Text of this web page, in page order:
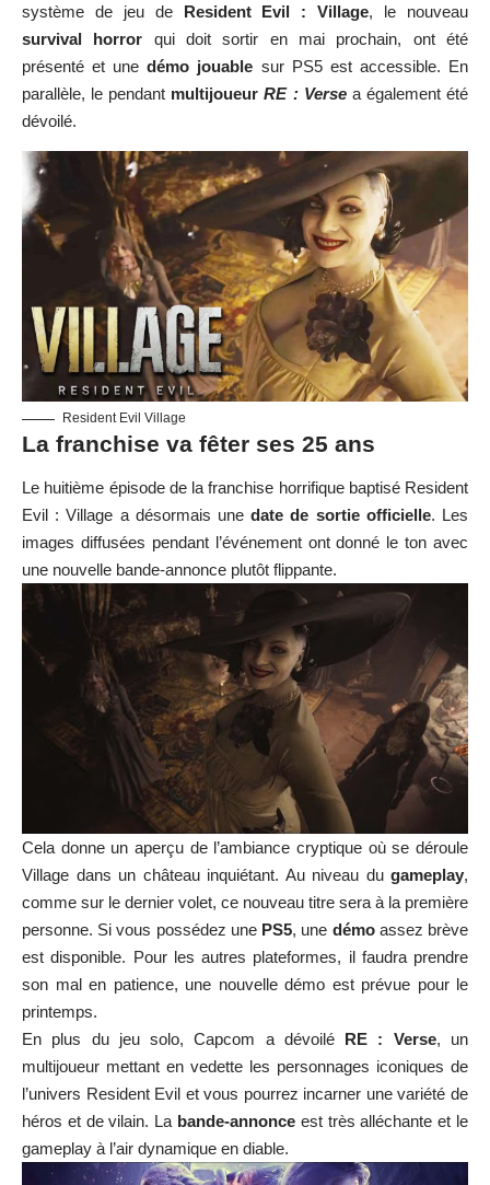
système de jeu de Resident Evil : Village, le nouveau
survival horror qui doit sortir en mai prochain, ont été
présenté et unedémo jouable sur PS5 est accessible. En
parallèle, le pendant multijoueurRE : Versea également été
dévoilé.
Resident Evil Village
La franchise va fêter ses 25 ans
Le huitième épisode de la franchise horrifique baptisé Resident
Evil : Village a désormais unedate de sortie officielle. Les
images diffusées pendant l’événement ont donné le ton avec
une nouvelle bande-annonce plutôt flippante.
Cela donne un aperçu de l’ambiance cryptique où se déroule
Village dans un château inquiétant. Au niveau du gameplay,
comme sur le dernier volet, ce nouveau titre sera à la première
personne. Si vous possédez une PS5, une démoassez brève
est disponible. Pour les autres plateformes, il faudra prendre
son mal en patience, une nouvelle démo est prévue pour le
printemps.
En plus du jeu solo, Capcom a dévoilé RE : Verse, un
multijoueur mettant en vedette les personnages iconiques de
l’univers Resident Evil et vous pourrez incarner une variété de
héros et de vilain. La bande-annonce est très alléchante et le
gameplay à l’air dynamique en diable.